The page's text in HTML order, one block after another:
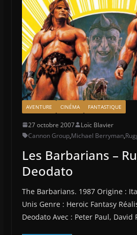
AVENTURE CINÉMA FANTASTIQUE
27 octobre 2007
Loïc Blavier
Cannon Group,Michael Berryman,
Les Barbarians –
Deodato
The Barbarians. 1987 Origine :
Unis Genre : Heroic Fantasy
Deodato Avec : Peter Paul, David